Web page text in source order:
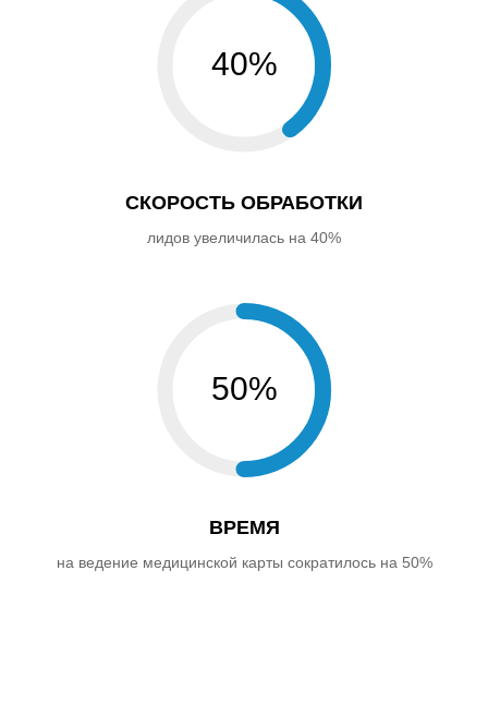
40%
СКОРОСТЬ ОБРАБОТКИ
лидов увеличилась на 40%
50%
ВРЕМЯ
на ведение медицинской карты сократилось на 50%